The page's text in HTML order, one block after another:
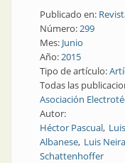
Publicado en:
Número:299
Mes: Junio
Año:2015
Tipo de artículo:
Todas las
Asociación
Autor:
Héctor Pascual
Albanese Luis Neira
Schattenhoffer